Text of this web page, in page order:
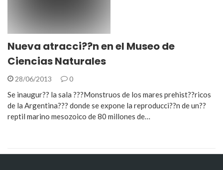
Nueva atracci??n en el Museo de
Ciencias Naturales
28/06/2013 0
Se inaugur?? la sala ???Monstruos de los mares prehist??ricos
de la Argentina??? donde se expone la reproducci??n de un??
reptil marino mesozoico de 80 millones de…